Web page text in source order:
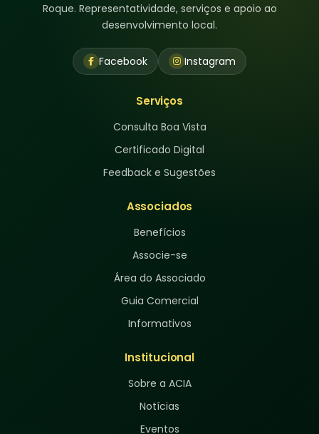
Roque. Representatividade, serviços e apoio ao
desenvolvimento local.
Facebook Instagram
Serviços
Consulta Boa Vista
Certificado Digital
Feedback e Sugestões
Associados
Benefícios
Associe-se
Área do Associado
Guia Comercial
Informativos
Institucional
Sobre a ACIA
Notícias
Eventos